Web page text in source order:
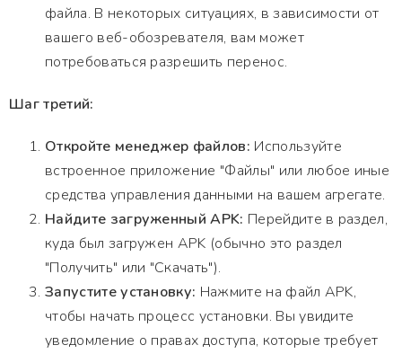
файла. В некоторых ситуациях, в зависимости от
вашего веб-обозревателя, вам может
потребоваться разрешить перенос.
Шаг третий:
Откройте менеджер файлов: Используйте
встроенное приложение "Файлы" или любое иные
средства управления данными на вашем агрегате.
Найдите загруженный APK: Перейдите в раздел,
куда был загружен APK (обычно это раздел
"Получить" или "Скачать").
Запустите установку: Нажмите на файл APK,
чтобы начать процесс установки. Вы увидите
уведомление о правах доступа, которые требует